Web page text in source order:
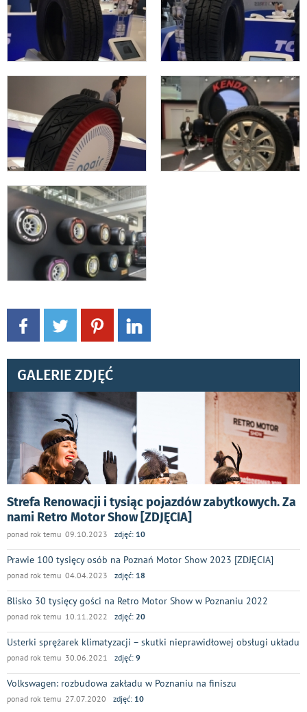
GALERIE ZDJĘĆ
Strefa Renowacji i tysiąc pojazdów zabytkowych. Za
nami Retro Motor Show [ZDJĘCIA]
ponad rok temu 09.10.2023 zdjęć: 10
Prawie 100 tysięcy osób na Poznań Motor Show 2023 [ZDJĘCIA]
ponad rok temu 04.04.2023 zdjęć: 18
Blisko 30 tysięcy gości na Retro Motor Show w Poznaniu 2022
ponad rok temu 10.11.2022 zdjęć: 20
Usterki sprężarek klimatyzacji – skutki nieprawidłowej obsługi układu
ponad rok temu 30.06.2021 zdjęć: 9
Volkswagen: rozbudowa zakładu w Poznaniu na finiszu
ponad rok temu 27.07.2020 zdjęć: 10